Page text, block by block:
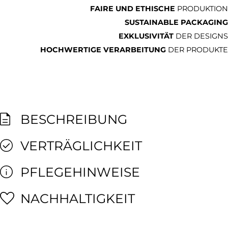
FAIRE UND ETHISCHE PRODUKTION
SUSTAINABLE PACKAGING
EXKLUSIVITÄT DER DESIGNS
HOCHWERTIGE VERARBEITUNG DER PRODUKTE
BESCHREIBUNG
VERTRÄGLICHKEIT
PFLEGEHINWEISE
NACHHALTIGKEIT